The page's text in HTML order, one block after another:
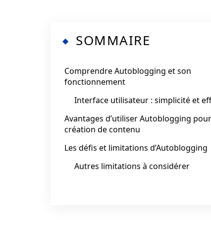
SOMMAIRE
Comprendre Autoblogging et son
fonctionnement
Interface utilisateur : simplicité et
Avantages d’utiliser Autoblogging
création de contenu
Les défis et limitations d’Autoblogging
Autres limitations à considérer